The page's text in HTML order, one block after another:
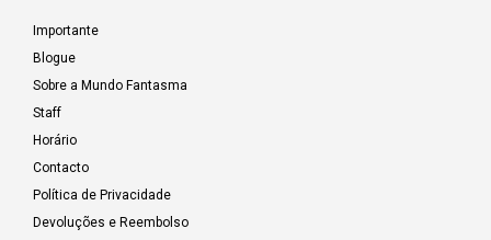
Importante
Blogue
Sobre a Mundo Fantasma
Staff
Horário
Contacto
Política de Privacidade
Devoluções e Reembolso